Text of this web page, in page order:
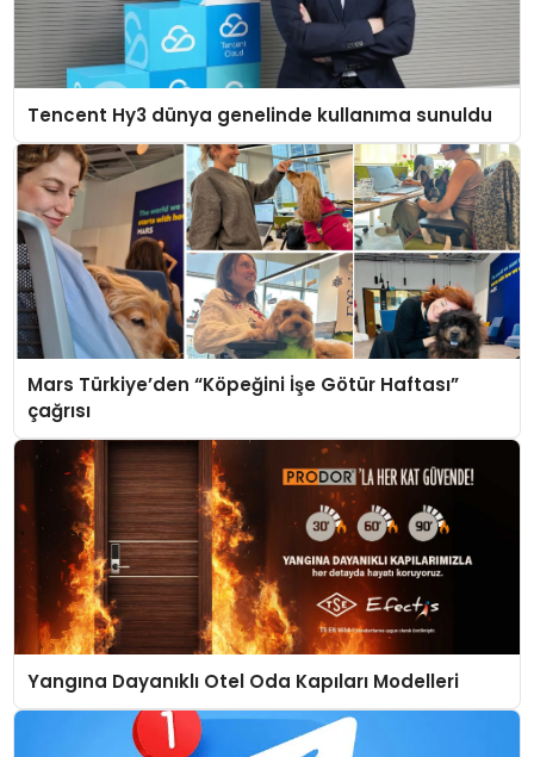
Tencent Hy3 dünya genelinde kullanıma sunuldu
Mars Türkiye’den “Köpeğini İşe Götür Haftası”
çağrısı
Yangına Dayanıklı Otel Oda Kapıları Modelleri